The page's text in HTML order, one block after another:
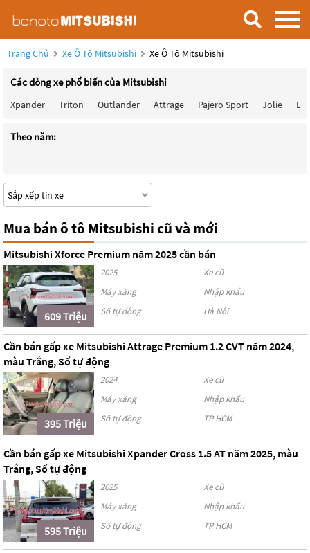
Trang Chủ Xe Ô Tô Mitsubishi Xe Ô Tô Mitsubishi
Các dòng xe phổ biến của Mitsubishi
Xpander Triton Outlander Attrage Pajero Sport Jolie
Theo năm:
Mua bán ô tô Mitsubishi cũ và mới
Mitsubishi Xforce Premium năm 2025 cần bán
609 Triệu
2025
Xe cũ
Máy xăng
Nhập khẩu
Số tự động
Hà Nội
Cần bán gấp xe Mitsubishi Attrage Premium 1.2 CVT năm 2024,
màu Trắng, Số tự động
395 Triệu
2024
Xe cũ
Máy xăng
Nhập khẩu
Số tự động
TP HCM
Cần bán gấp xe Mitsubishi Xpander Cross 1.5 AT năm 2025, màu
Trắng, Số tự động
595 Triệu
2025
Xe cũ
Máy xăng
Nhập khẩu
Số tự động
TP HCM